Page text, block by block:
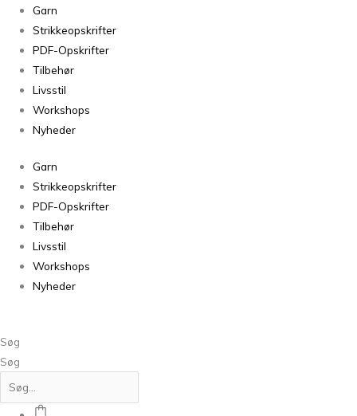
Garn
Strikkeopskrifter
PDF-Opskrifter
Tilbehør
Livsstil
Workshops
Nyheder
Garn
Strikkeopskrifter
PDF-Opskrifter
Tilbehør
Livsstil
Workshops
Nyheder
Søg
Søg
Playa
antal